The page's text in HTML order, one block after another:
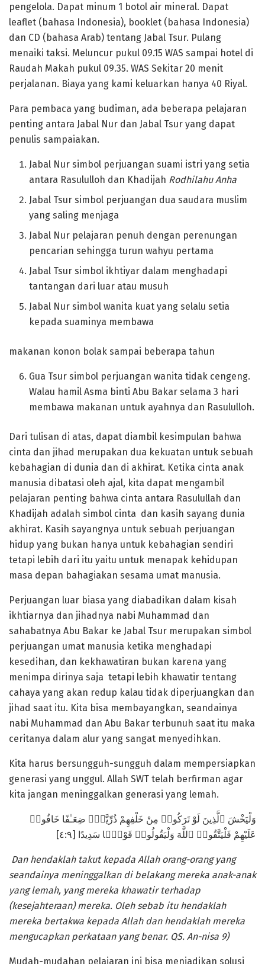
pengelola. Dapat minum 1 botol air mineral. Dapat
leaflet (bahasa Indonesia), booklet (bahasa Indonesia)
dan CD (bahasa Arab) tentang Jabal Tsur. Pulang
menaiki taksi. Meluncur pukul 09.15 WAS sampai hotel di
Raudah Makah pukul 09.35. WAS Sekitar 20 menit
perjalanan. Biaya yang kami keluarkan hanya 40 Riyal.
Para pembaca yang budiman, ada beberapa pelajaran
penting antara Jabal Nur dan Jabal Tsur yang dapat
penulis sampaiakan.
Jabal Nur simbol perjuangan suami istri yang setia
antara Rasululloh dan Khadijah Rodhilahu Anha
Jabal Tsur simbol perjuangan dua saudara muslim
yang saling menjaga
Jabal Nur pelajaran penuh dengan perenungan
pencarian sehingga turun wahyu pertama
Jabal Tsur simbol ikhtiyar dalam menghadapi
tantangan dari luar atau musuh
Jabal Nur simbol wanita kuat yang selalu setia
kepada suaminya membawa
makanan konon bolak sampai beberapa tahun
Gua Tsur simbol perjuangan wanita tidak cengeng.
Walau hamil Asma binti Abu Bakar selama 3 hari
membawa makanan untuk ayahnya dan Rasululloh.
Dari tulisan di atas, dapat diambil kesimpulan bahwa
cinta dan jihad merupakan dua kekuatan untuk sebuah
kebahagian di dunia dan di akhirat. Ketika cinta anak
manusia dibatasi oleh ajal, kita dapat mengambil
pelajaran penting bahwa cinta antara Rasulullah dan
Khadijah adalah simbol cinta dan kasih sayang dunia
akhirat. Kasih sayangnya untuk sebuah perjuangan
hidup yang bukan hanya untuk kebahagian sendiri
tetapi lebih dari itu yaitu untuk menapak kehidupan
masa depan bahagiakan sesama umat manusia.
Perjuangan luar biasa yang diabadikan dalam kisah
ikhtiarnya dan jihadnya nabi Muhammad dan
sahabatnya Abu Bakar ke Jabal Tsur merupakan simbol
perjuangan umat manusia ketika menghadapi
kesedihan, dan kekhawatiran bukan karena yang
menimpa dirinya saja tetapi lebih khawatir tentang
cahaya yang akan redup kalau tidak diperjuangkan dan
jihad saat itu. Kita bisa membayangkan, seandainya
nabi Muhammad dan Abu Bakar terbunuh saat itu maka
ceritanya dalam alur yang sangat menyedihkan.
Kita harus bersungguh-sungguh dalam mempersiapkan
generasi yang unggul. Allah SWT telah berfirman agar
kita jangan meninggalkan generasi yang lemah.
وَلْيَخْشَ ٱلَّذِينَ لَوْ تَرَكُوا۟ مِنْ خَلْفِهِمْ ذُرِّيَّةًۭ ضِعَـٰفًا خَافُوا۟
عَلَيْهِمْ فَلْيَتَّقُوا۟ ٱللَّهَ وَلْيَقُولُوا۟ قَوْلًۭا سَدِيدًا [٤:٩]
Dan hendaklah takut kepada Allah orang-orang yang
seandainya meninggalkan di belakang mereka anak-anak
yang lemah, yang mereka khawatir terhadap
(kesejahteraan) mereka. Oleh sebab itu hendaklah
mereka bertakwa kepada Allah dan hendaklah mereka
mengucapkan perkataan yang benar. QS. An-nisa 9)
Mudah-mudahan pelajaran ini bisa menjadikan solusi